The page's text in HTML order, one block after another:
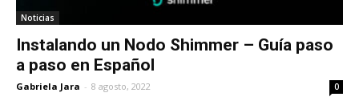
Noticias
Instalando un Nodo Shimmer – Guía paso
a paso en Español
Gabriela Jara - 8 agosto, 2022 0